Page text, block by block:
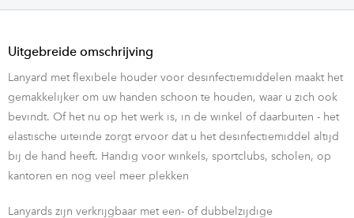
Uitgebreide omschrijving
Lanyard met flexibele houder voor desinfectiemiddelen maakt het
gemakkelijker om uw handen schoon te houden, waar u zich ook
bevindt. Of het nu op het werk is, in de winkel of daarbuiten - het
elastische uiteinde zorgt ervoor dat u het desinfectiemiddel altijd
bij de hand heeft. Handig voor winkels, sportclubs, scholen, op
kantoren en nog veel meer plekken
Lanyards zijn verkrijgbaar met een- of dubbelzijdige